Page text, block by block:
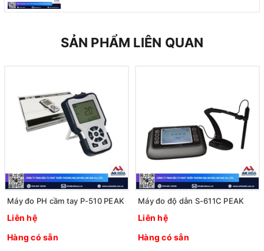
SẢN PHẨM LIÊN QUAN
Máy đo PH cầm tay P-510 PEAK
Liên hệ
Hàng có sẵn
Máy đo độ dẫn S-611C PEAK
Liên hệ
Hàng có sẵn